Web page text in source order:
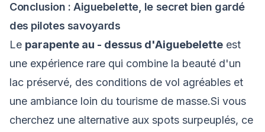
Conclusion : Aiguebelette, le secret bien gardé
des pilotes savoyards
Le parapente au - dessus d'Aiguebelette est
une expérience rare qui combine la beauté d'un
lac préservé, des conditions de vol agréables et
une ambiance loin du tourisme de masse.Si vous
cherchez une alternative aux spots surpeuplés, ce